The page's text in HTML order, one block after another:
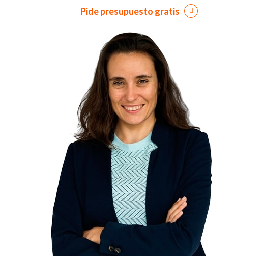
Pide presupuesto gratis